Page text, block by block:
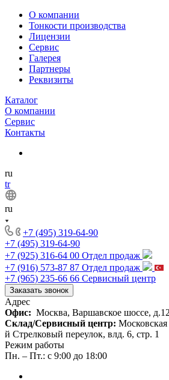
О компании
Тонкости производства
Лицензии
Сервис
Галерея
Партнеры
Реквизиты
Каталог
О компании
Сервис
Контакты
ru
tr
ru
+7 (495) 319-64-90
+7 (495) 319-64-90
+7 (925) 316-64 00 Отдел продаж
+7 (916) 573-87 87 Отдел продаж
+7 (965) 235-66 66 Сервисный центр
Заказать звонок
Адрес
Офис: Москва, Варшавское шоссе,
Склад/Сервисный центр:
й Стрелковый переулок, влд. 6, стр. 1
Режим работы
Пн. – Пт.: с 9:00 до 18:00